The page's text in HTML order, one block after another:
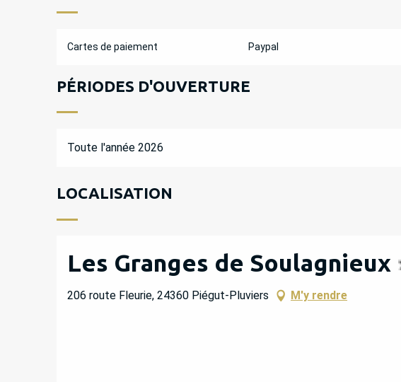
Cartes de paiement Paypal
PÉRIODES D'OUVERTURE
Toute l'année 2026
LOCALISATION
Les Granges de Soulagnieux
206 route Fleurie, 24360 Piégut-Pluviers M'y rendre